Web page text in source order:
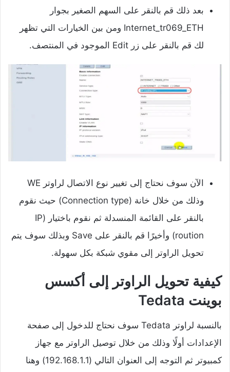
بعد ذلك قم بالنقر على السهم الصغير بجوار
Internet_tr069_ETH ومن بين الخيارات التي تظهر
لك قم بالنقر على زر Edit الموجود في المنتصف.
الآن سوف نحتاج إلى تغيير نوع الاتصال لراوتر WE
وذلك من خلال خانة (Connection type) حيث نقوم
بالنقر على القائمة المنسدلة ثم نقوم باختيار (IP
roution) وأخيرًا قم بالنقر على Save وبذلك سوف يتم
تحويل الراوتر إلى مقوي شبكة بكل سهولة.
كيفية تحويل الراوتر إلى أكسس
بوينت Tedata
بالنسبة لراوتر Tedata سوف نحتاج للدخول إلى صفحة
الإعدادات أولًا وذلك من خلال توصيل الراوتر مع جهاز
كمبيوتر ثم التوجه إلى العنوان التالي (192.168.1.1) وهنا